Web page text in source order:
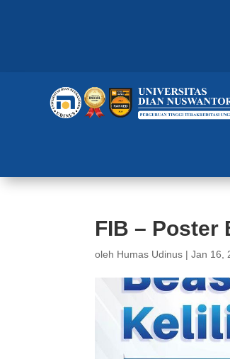
FIB – Poster
oleh Humas Udinus |Jan 16,